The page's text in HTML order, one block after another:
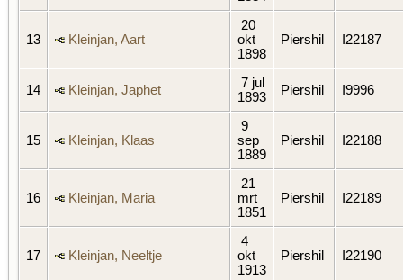
13 Kleinjan, Aart
20
okt
1898
Piershil I22187
14 Kleinjan, Japhet
7 jul
1893
Piershil I9996
15 Kleinjan, Klaas
9
sep
1889
Piershil I22188
16 Kleinjan, Maria
21
mrt
1851
Piershil I22189
17 Kleinjan, Neeltje
4
okt
1913
Piershil I22190